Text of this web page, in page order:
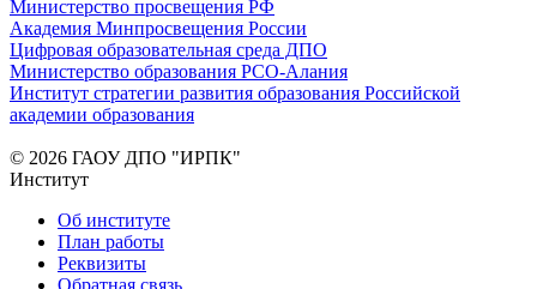
Министерство просвещения РФ
Академия Минпросвещения России
Цифровая образовательная среда ДПО
Министерство образования РСО-Алания
Институт стратегии развития образования Российской
академии образования
© 2026 ГАОУ ДПО "ИРПК"
Институт
Об институте
План работы
Реквизиты
Обратная связь